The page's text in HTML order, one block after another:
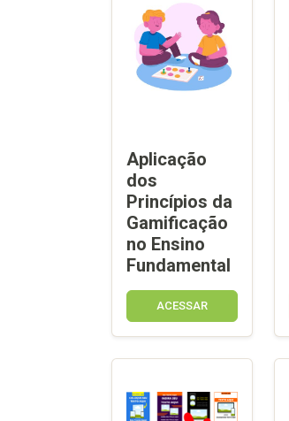
Aplicação
dos
Princípios da
Gamificação
no Ensino
Fundamental
ACESSAR